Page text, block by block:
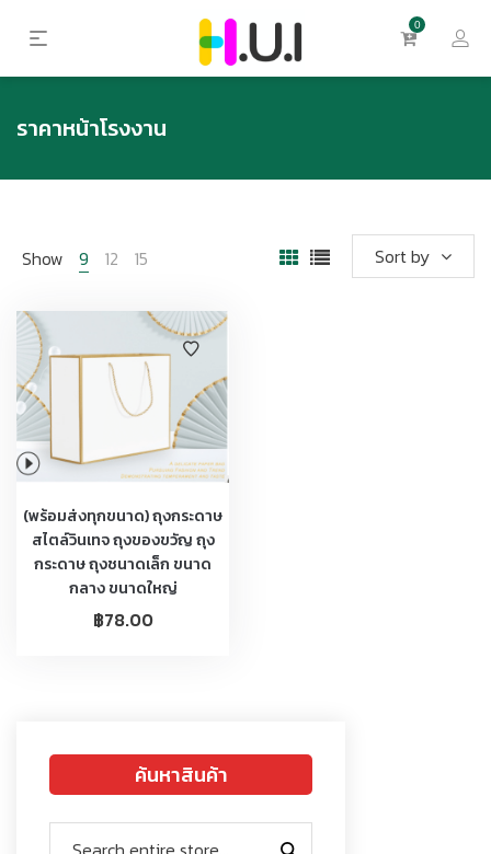
0
ราคาหน้าโรงงาน
Show 9 12 15 Sort by
(พร้อมส่งทุกขนาด) ถุงกระดาษ
สไตล์วินเทจ ถุงของขวัญ ถุง
กระดาษ ถุงชนาดเล็ก ขนาด
กลาง ขนาดใหญ่
฿78.00
ค้นหาสินค้า